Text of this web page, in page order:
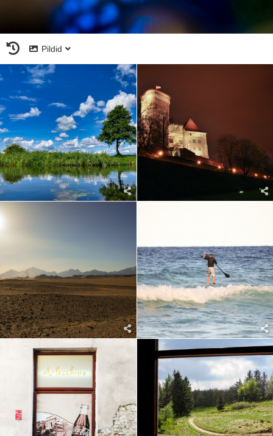
Pildid